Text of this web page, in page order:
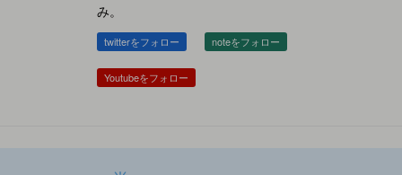
み。
twitterをフォロー noteをフォロー
Youtubeをフォロー